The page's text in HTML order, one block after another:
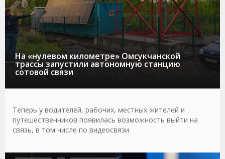
На «нулевом километре» Омсукчанской
трассы запустили автономную станцию
сотовой связи
Теперь у водителей, рабочих, местных жителей и
путешественников появилась возможность выйти на
связь, в том числе по видеосвязи